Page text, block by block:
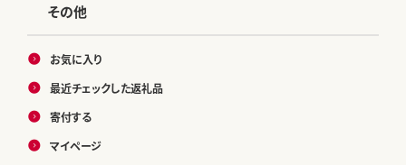
その他
お気に入り
最近チェックした返礼品
寄付する
マイページ